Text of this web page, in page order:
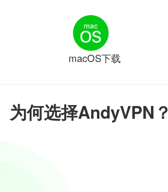
为何选择AndyVPN？
macOS下载